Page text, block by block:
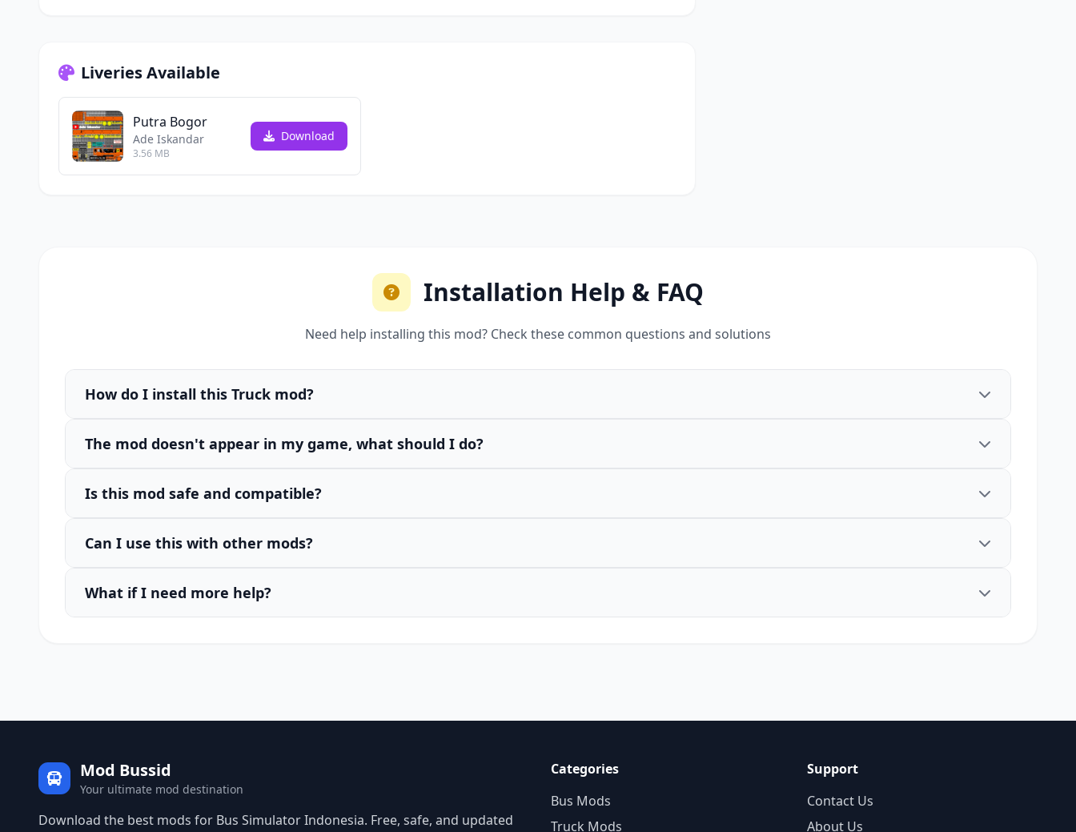
Liveries Available
Putra Bogor
Ade Iskandar
3.56 MB
Download
Installation Help & FAQ
Need help installing this mod? Check these common questions and solutions
How do I install this Truck mod?
The mod doesn't appear in my game, what should I do?
Is this mod safe and compatible?
Can I use this with other mods?
What if I need more help?
Mod Bussid
Your ultimate mod destination
Download the best mods for Bus Simulator Indonesia. Free, safe, and updated
Categories
Bus Mods
Truck Mods
Support
Contact Us
About Us